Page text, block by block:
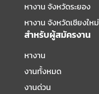
หางาน จังหวัดระยอง
หางาน จังหวัดเชียงใหม่
สำหรับผู้สมัครงาน
หางาน
งานทั้งหมด
งานด่วน